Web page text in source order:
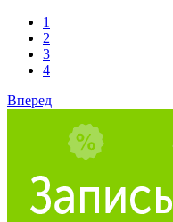
1
2
3
4
Вперед